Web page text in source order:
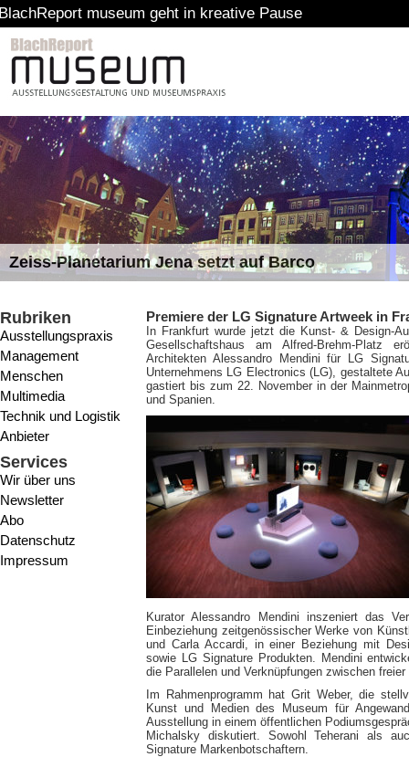
geht in kreative Pause
Zeiss-Planetarium Jena setzt auf Barco
Rubriken
Ausstellungspraxis
Management
Menschen
Multimedia
Technik und Logistik
Anbieter
Services
Wir über uns
Newsletter
Abo
Datenschutz
Impressum
Premiere der LG Signature Artweek in
In Frankfurt wurde jetzt die Kunst- & Design-
Gesellschaftshaus am Alfred-Brehm-Platz
Architekten Alessandro Mendini für LG
Unternehmens LG Electronics (LG), gestaltete
gastiert bis zum 22. November in der
und Spanien.
Kurator Alessandro Mendini inszeniert das
Einbeziehung zeitgenössischer Werke von
und Carla Accardi, in einer Beziehung mit
sowie LG Signature Produkten. Mendini
die Parallelen und Verknüpfungen zwischen
Im Rahmenprogramm hat Grit Weber, die
Kunst und Medien des Museum für
Ausstellung in einem öffentlichen
Michalsky diskutiert. Sowohl Teherani als
Signature Markenbotschaftern.